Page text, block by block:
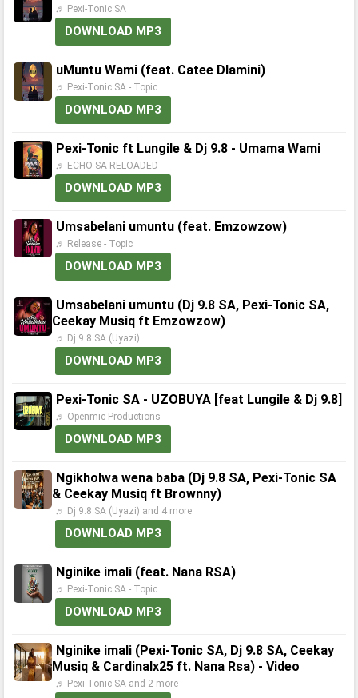
♬ Pexi-Tonic SA
DOWNLOAD MP3
uMuntu Wami (feat. Catee Dlamini)
♬ Pexi-Tonic SA - Topic
DOWNLOAD MP3
Pexi-Tonic ft Lungile & Dj 9.8 - Umama Wami
♬ ECHO SA RELOADED
DOWNLOAD MP3
Umsabelani umuntu (feat. Emzowzow)
♬ Release - Topic
DOWNLOAD MP3
Umsabelani umuntu (Dj 9.8 SA, Pexi-Tonic SA,
Ceekay Musiq ft Emzowzow)
♬ Dj 9.8 SA (Uyazi)
DOWNLOAD MP3
Pexi-Tonic SA - UZOBUYA [feat Lungile & Dj 9.8]
♬ Openmic Productions
DOWNLOAD MP3
Ngikholwa wena baba (Dj 9.8 SA, Pexi-Tonic SA
& Ceekay Musiq ft Brownny)
♬ Dj 9.8 SA (Uyazi) and 4 more
DOWNLOAD MP3
Nginike imali (feat. Nana RSA)
♬ Pexi-Tonic SA - Topic
DOWNLOAD MP3
Nginike imali (Pexi-Tonic SA, Dj 9.8 SA, Ceekay
Musiq & Cardinalx25 ft. Nana Rsa) - Video
♬ Pexi-Tonic SA and 2 more